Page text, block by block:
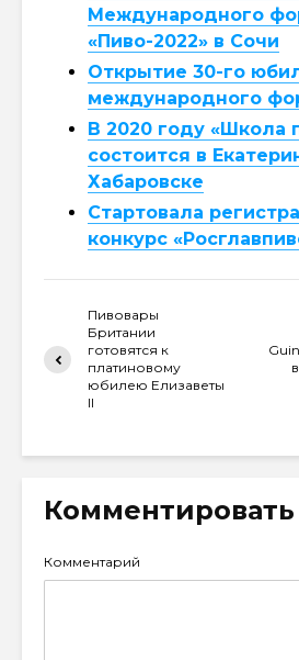
Международного
«Пиво-2022» в Сочи
Открытие 30-го
международного
В 2020 году «Школа
состоится в
Хабаровске
Стартовала
конкурс
Пивовары
Британии
готовятся к
платиновому
юбилею Елизаветы
II
Комментировать
Комментарий